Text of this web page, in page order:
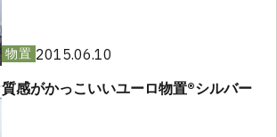
物置 2015.06.10
質感がかっこいいユーロ物置®︎シルバー